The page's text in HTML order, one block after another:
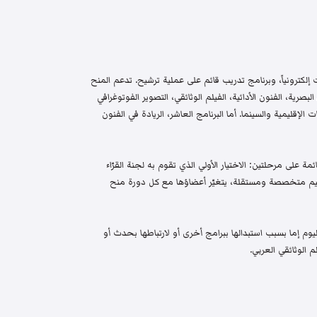
وبرنامج تدريب قائم على عملية ترشيح. تدعم المنح
الفنون الأدائية، الفيلم الوثائقي، التصوير الفوتوغرافي
والسينما. أما البرنامج العاشر، الريادة في الفنون
قائمة على مرحلتين: الاختيار الأولي الذي تقوم به لجنة القرّاء
متخصصة ومستقلة، يتغيّر أعضاؤها مع كل دورة منح
إما بسبب استبدالها ببرامج أخرى أو لارتباطها بحدث أو
الوثائقي العربي.